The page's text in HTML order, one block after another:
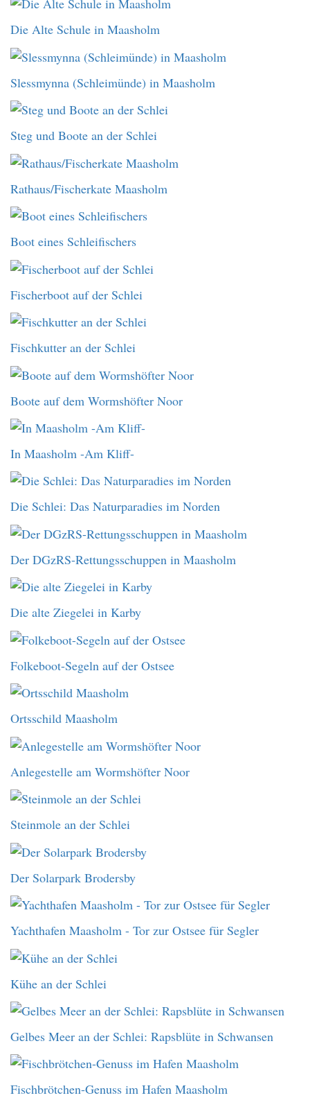
Die Alte Schule in Maasholm
Slessmynna (Schleimünde) in Maasholm
Steg und Boote an der Schlei
Rathaus/Fischerkate Maasholm
Boot eines Schleifischers
Fischerboot auf der Schlei
Fischkutter an der Schlei
Boote auf dem Wormshöfter Noor
In Maasholm -Am Kliff-
Die Schlei: Das Naturparadies im Norden
Der DGzRS-Rettungsschuppen in Maasholm
Die alte Ziegelei in Karby
Folkeboot-Segeln auf der Ostsee
Ortsschild Maasholm
Anlegestelle am Wormshöfter Noor
Steinmole an der Schlei
Der Solarpark Brodersby
Yachthafen Maasholm - Tor zur Ostsee für Segler
Kühe an der Schlei
Gelbes Meer an der Schlei: Rapsblüte in Schwansen
Fischbrötchen-Genuss im Hafen Maasholm